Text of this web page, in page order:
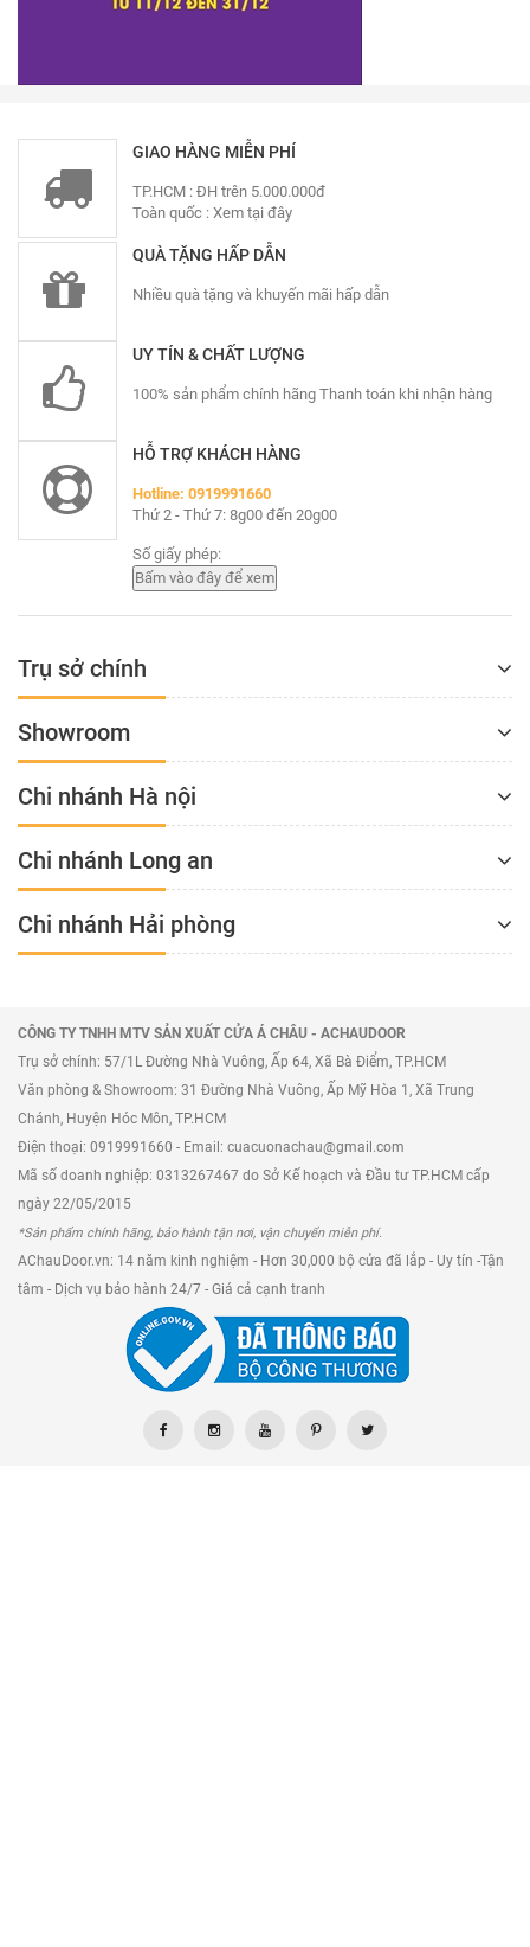
GIAO HÀNG MIỄN PHÍ
TP.HCM : ĐH trên 5.000.000đ
Toàn quốc : Xem tại đây
QUÀ TẶNG HẤP DẪN
Nhiều quà tặng và khuyến mãi hấp dẫn
UY TÍN & CHẤT LƯỢNG
100% sản phẩm chính hãng Thanh toán khi nhận hàng
HỖ TRỢ KHÁCH HÀNG
Hotline: 0919991660
Thứ 2 - Thứ 7: 8g00 đến 20g00
Số giấy phép:
Trụ sở chính
Showroom
Chi nhánh Hà nội
Chi nhánh Long an
Chi nhánh Hải phòng
CÔNG TY TNHH MTV SẢN XUẤT CỬA Á CHÂU - ACHAUDOOR
Trụ sở chính: 57/1L Đường Nhà Vuông, Ấp 64, Xã Bà Điểm, TP.HCM
Văn phòng & Showroom: 31 Đường Nhà Vuông, Ấp Mỹ Hòa 1, Xã Trung
Chánh, Huyện Hóc Môn, TP.HCM
Điện thoại: 0919991660 - Email: cuacuonachau@gmail.com
Mã số doanh nghiệp: 0313267467 do Sở Kế hoạch và Đầu tư TP.HCM cấp
ngày 22/05/2015
*Sản phẩm chính hãng, bảo hành tận nơi, vận chuyển miễn phí.
AChauDoor.vn: 14 năm kinh nghiệm - Hơn 30,000 bộ cửa đã lắp - Uy tín -Tận
tâm - Dịch vụ bảo hành 24/7 - Giá cả cạnh tranh